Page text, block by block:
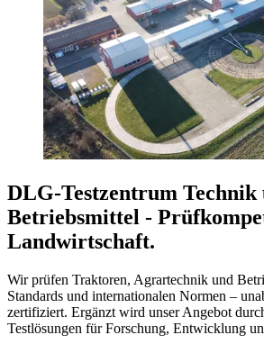
DLG-Testzentrum Technik
Betriebsmittel -
Landwirtschaft.
Wir prüfen Traktoren, Agrartechnik und
Standards und internationalen Normen –
zertifiziert. Ergänzt wird unser Angebot
Testlösungen für Forschung, Entwicklung